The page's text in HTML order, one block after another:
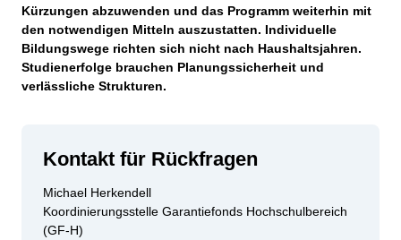
Kürzungen abzuwenden und das Programm weiterhin mit
den notwendigen Mitteln auszustatten. Individuelle
Bildungswege richten sich nicht nach Haushaltsjahren.
Studienerfolge brauchen Planungssicherheit und
verlässliche Strukturen.
Kontakt für Rückfragen
Michael Herkendell
Koordinierungsstelle Garantiefonds Hochschulbereich
(GF-H)